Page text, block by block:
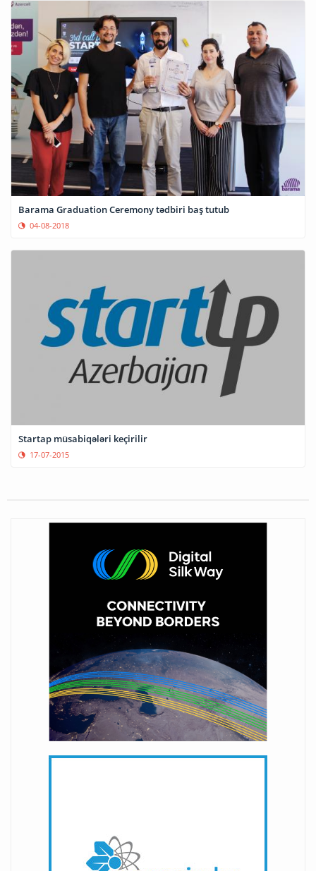
Barama Graduation Ceremony tədbiri baş tutub
04-08-2018
Startap müsabiqələri keçirilir
17-07-2015